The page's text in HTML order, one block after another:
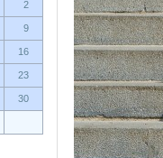
2
9
16
23
30